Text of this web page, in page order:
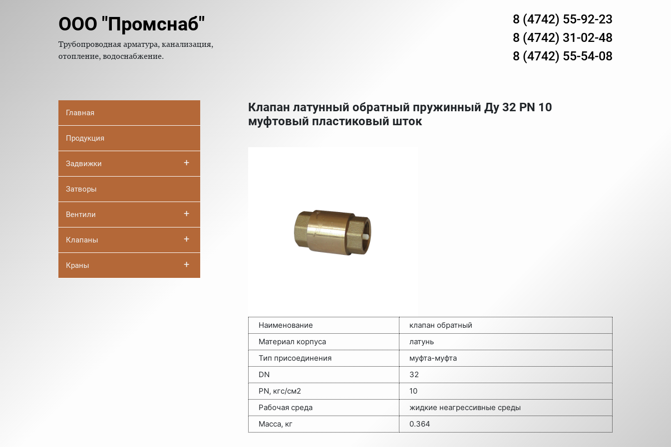
ООО "Промснаб"
Трубопроводная арматура, канализация,
отопление, водоснабжение.
8 (4742) 55-92-23
8 (4742) 31-02-48
8 (4742) 55-54-08
Главная
Продукция
Задвижки +
Затворы
Вентили +
Клапаны +
Краны +
Клапан латунный обратный пружинный Ду 32 PN 10
муфтовый пластиковый шток
Наименование
клапан обратный
Материал корпуса
латунь
Тип присоединения
муфта-муфта
DN
32
PN, кгс/см2
10
Рабочая среда
жидкие неагрессивные среды
Масса, кг
0.364